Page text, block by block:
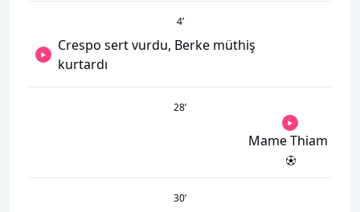
4’
Crespo sert vurdu, Berke müthiş
kurtardı
28’
Mame Thiam
30’